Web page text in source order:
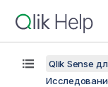
Qlik Sense